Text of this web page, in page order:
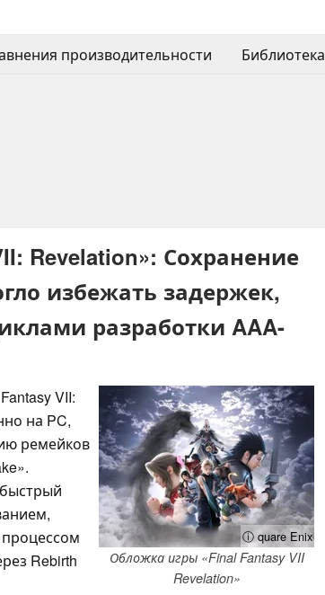
производительности Библиотека
Revelation»: Сохранение
избежать задержек,
разработки AAA-
ⓘ quare Enix
Обложка игры «Final Fantasy VII
Revelation»
VII:
на PC,
ремейков
Rebirth